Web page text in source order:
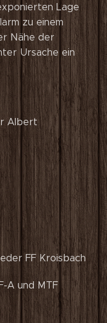
Lage
zu einem
Nähe der
Ursache ein
Albert
FF Kroisbach
A und MTF